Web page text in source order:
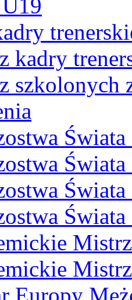
kadry
szkolonych
Europy